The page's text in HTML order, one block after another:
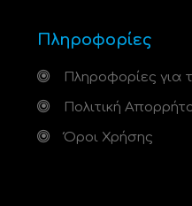
Πληροφορίες
Πληροφορίες για
Πολιτική
Όροι Χρήσης